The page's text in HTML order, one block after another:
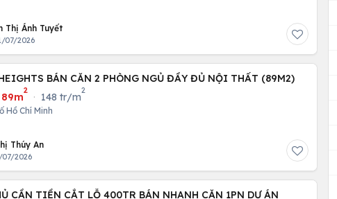
Thị Ánh Tuyết
07/2026
BÁN CĂN 2 PHÒNG NGỦ ĐẦY ĐỦ NỘI THẤT (89M2)
89m
2
· 148 tr/m
2
Hồ Chí Minh
Thúy An
2026
CẦN TIỀN CẮT LỖ 400TR BÁN NHANH CĂN 1PN DỰ ÁN